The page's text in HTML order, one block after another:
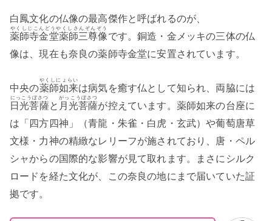
白鳳文化の仏像の最高傑作と呼ばれるのが、
薬師寺金堂薬師三尊像
やくしじこんどうやくしさんぞんぞう
です。銅造・金メッキの三体の仏
像は、現在も奈良の薬師寺金堂に安置されています。
中央の薬師如来
やくしにょらい
は病気を癒す仏として知られ、両脇には
日光菩薩
にっこうぼさつ
と 月光菩薩
がっこうぼさつ
が控えています。薬師如来の台座に
は「四方四神」（青龍・朱雀・白虎・玄武）や葡萄唐草
文様・力神の精緻なレリーフが施されており、唐・ペル
シャからの国際的な影響が見て取れます。まさにシルク
ロードを経た文化が、この奈良の地にまで届いていた証
拠です。